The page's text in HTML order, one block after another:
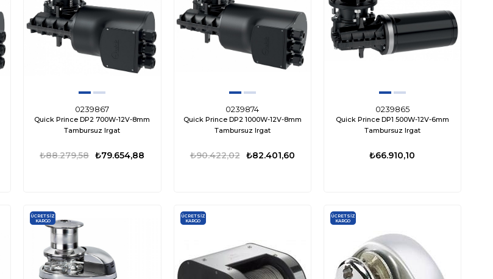
ÜCRETSIZ
0239867
Quick Prince DP2 700W-12V-8mm
Tambursuz Irgat
₺79.654,88
₺88.279,58
0239874
Quick Prince DP2 1000W-12V-8mm
Tambursuz Irgat
₺82.401,60
₺90.422,02
0239865
Quick Prince DP1 500W-12V-6mm
Tambursuz Irgat
₺66.910,10
ÜCRETSIZ
KARGO
ÜCRETSIZ
KARGO
ÜCRETSIZ
KARGO